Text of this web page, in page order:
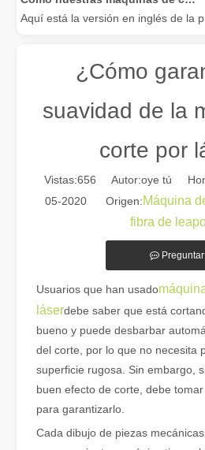
Aquí está la versión en inglés de
Guía 2026: Cómo las máquinas
¿Cómo
suavidad de la
corte por
Vistas:656 Autor:oye tú Hora
05-2020 Origen:Máquina
fibra de
Preguntar
Usuarios que han usado
láserdebe saber que está
bueno y puede desbarbar
del corte, por lo que no necesita
superficie rugosa. Sin embargo,
buen efecto de corte, debe
para garantizarlo.
Cada dibujo de piezas